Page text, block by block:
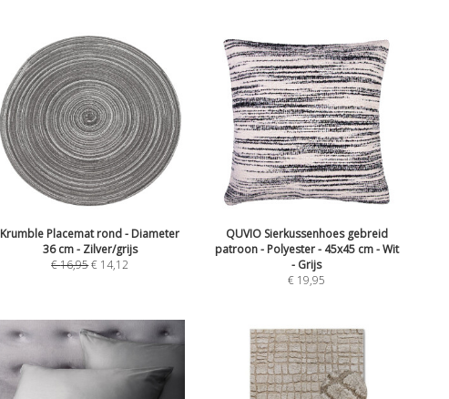
Krumble Placemat rond - Diameter
36 cm - Zilver/grijs
€16,95€ 14,12
QUVIO Sierkussenhoes gebreid
patroon - Polyester - 45x45 cm - Wit
- Grijs
€ 19,95